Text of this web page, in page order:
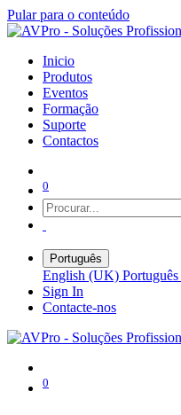
Pular para o conteúdo
Inicio
Produtos
Eventos
Formação
Suporte
Contactos
0
Português
English (UK) Português
Sign In
Contacte-nos
0